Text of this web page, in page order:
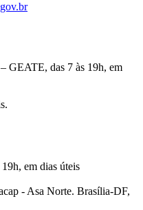
GEATE, das 7 às 19h, em
em dias úteis
- Asa Norte. Brasília-DF,